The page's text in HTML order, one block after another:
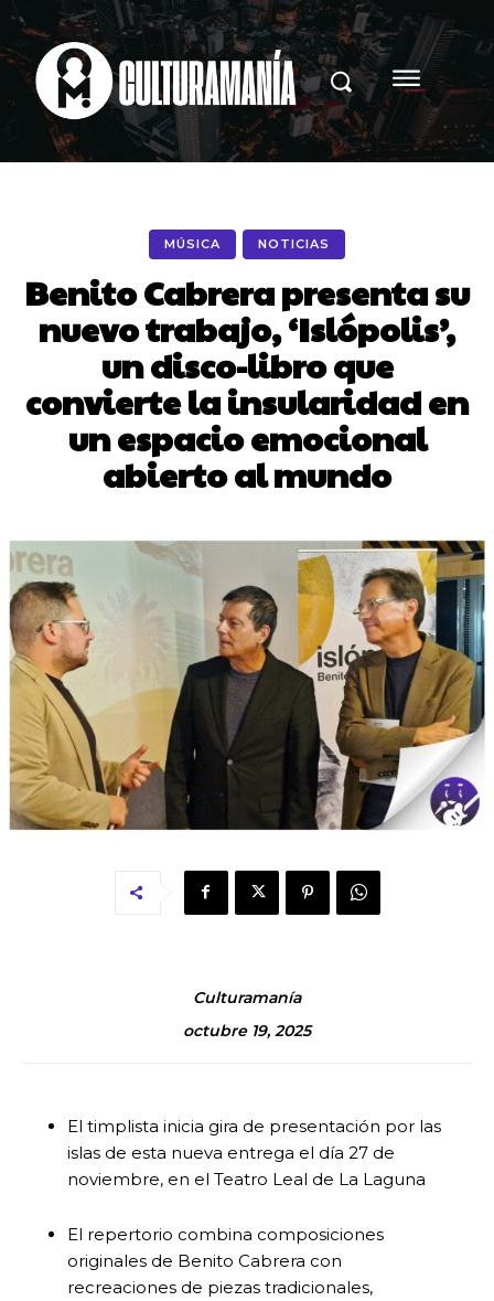
MÚSICA NOTICIAS
Benito Cabrera presenta su
nuevo trabajo, ‘Islópolis’,
un disco-libro que
convierte la insularidad en
un espacio emocional
abierto al mundo
Culturamanía
octubre 19, 2025
El timplista inicia gira de presentación por las
islas de esta nueva entrega el día 27 de
noviembre, en el Teatro Leal de La Laguna
El repertorio combina composiciones
originales de Benito Cabrera con
recreaciones de piezas tradicionales,